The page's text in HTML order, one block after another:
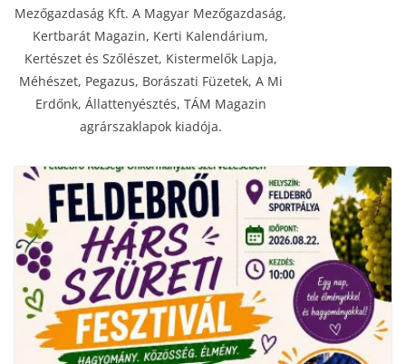
Mezőgazdaság Kft. A Magyar Mezőgazdaság,
Kertbarát Magazin, Kerti Kalendárium,
Kertészet és Szőlészet, Kistermelők Lapja,
Méhészet, Pegazus, Borászati Füzetek, A Mi
Erdőnk, Állattenyésztés, TÁM Magazin
agrárszaklapok kiadója.